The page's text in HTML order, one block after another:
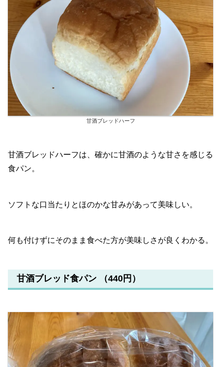
甘酒ブレッドハーフ
甘酒ブレッドハーフは、確かに甘酒のような甘さを感じる
食パン。
ソフトな口当たりとほのかな甘みがあって美味しい。
何も付けずにそのまま食べた方が美味しさが良くわかる。
甘酒ブレッド食パン （440円）